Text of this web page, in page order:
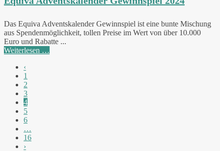
Das Equiva Adventskalender Gewinnspiel ist eine bunte Mischung
aus Spendenmöglichkeit, tollen Preise im Wert von über 10.000
Euro und Rabatte ...
Weiterlesen …
‹
1
2
3
4
5
6
…
16
›